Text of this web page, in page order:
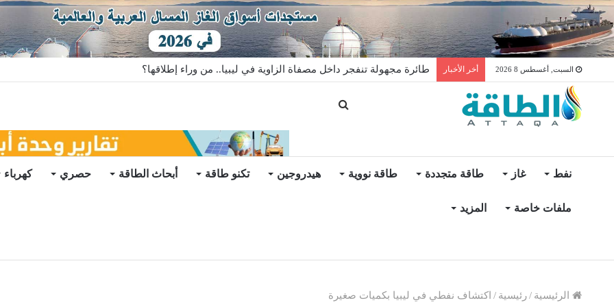
السبت, أغسطس 8 2026 أخر الأخبار واردات الجزائر من الألواح الشمسية الصينية تهبط 46%
نفط غاز طاقة متجددة طاقة نووية هيدروجين تكنو طاقة أبحاث الطاقة حصري كهرباء
ملفات خاصة المزيد
الرئيسية /رئيسية / اكتشاف نفطي في ليبيا بكميات صغيرة